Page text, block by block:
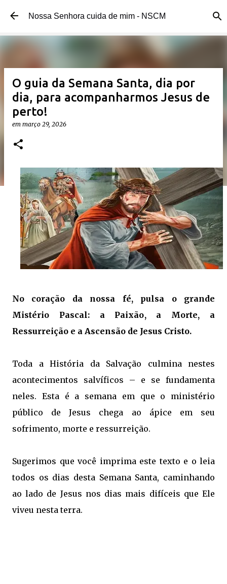
Pular para o conteúdo principal
Nossa Senhora cuida de mim - NSCM
O guia da Semana Santa, dia por
dia, para acompanharmos Jesus de
perto!
em março 29, 2026
No coração da nossa fé, pulsa o grande
Mistério Pascal: a Paixão, a Morte, a
Ressurreição e a Ascensão de Jesus Cristo.
Toda a História da Salvação culmina nestes
acontecimentos salvíficos – e se fundamenta
neles. Esta é a semana em que o ministério
público de Jesus chega ao ápice em seu
sofrimento, morte e ressurreição.
Sugerimos que você imprima este texto e o leia
todos os dias desta Semana Santa, caminhando
ao lado de Jesus nos dias mais difíceis que Ele
viveu nesta terra.